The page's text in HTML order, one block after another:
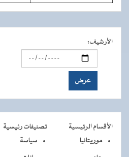
الأرشيف:
الأقسام الرئيسية تصنيفات رئيسية
موريتانيا
سياسة